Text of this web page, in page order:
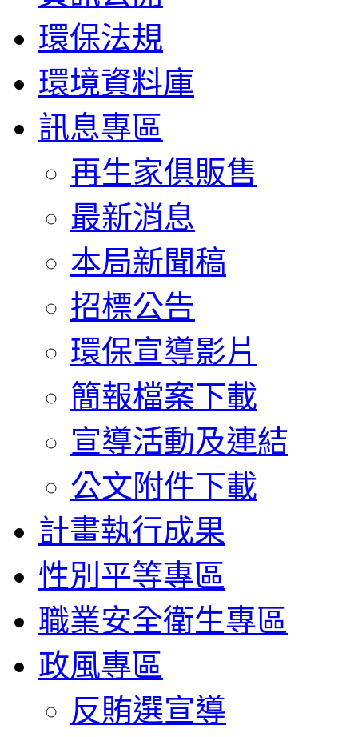
環保法規
環境資料庫
訊息專區
再生家俱販售
最新消息
本局新聞稿
招標公告
環保宣導影片
簡報檔案下載
宣導活動及連結
公文附件下載
計畫執行成果
性別平等專區
職業安全衛生專區
政風專區
反賄選宣導